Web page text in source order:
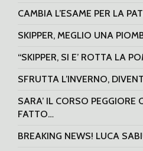
CAMBIA L’ESAME PER LA
SKIPPER, MEGLIO UNA
“SKIPPER, SI E’ ROTTA LA
SFRUTTA L’INVERNO,
SARA’ IL CORSO PEGGIORE
FATTO…
BREAKING NEWS! LUCA